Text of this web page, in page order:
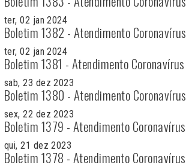
ter, 02 jan 2024
Boletim 1382 - Atendimento Coronavírus
ter, 02 jan 2024
Boletim 1381 - Atendimento Coronavírus
sab, 23 dez 2023
Boletim 1380 - Atendimento Coronavírus
sex, 22 dez 2023
Boletim 1379 - Atendimento Coronavírus
qui, 21 dez 2023
Boletim 1378 - Atendimento Coronavírus